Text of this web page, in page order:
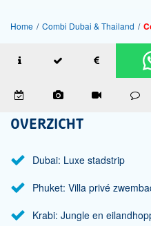
Home / Combi Dubai & Thailand /
Phuket en Krabi
OVERZICHT
Dubai: Luxe stadstrip
Phuket: Villa privé
Krabi: Jungle en